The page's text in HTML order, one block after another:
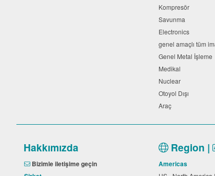
Kompresör
Savunma
Electronics
genel amaçlı tüm
Genel Metal İşleme
Medikal
Nuclear
Otoyol Dışı
Araç
Hakkımızda
Bizimle iletişime geçin
Region |
Americas